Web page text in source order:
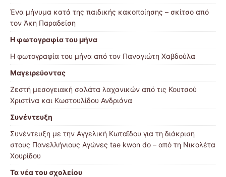
Ένα μήνυμα κατά της παιδικής κακοποίησης – σκίτσο από
τον Άκη Παραδείση
Η φωτογραφία του μήνα
Η φωτογραφία του μήνα από τον Παναγιώτη Χαβδούλα
Μαγειρεύοντας
Ζεστή μεσογειακή σαλάτα λαχανικών από τις Κουτσού
Χριστίνα και Κωστουλίδου Ανδριάνα
Συνέντευξη
Συνέντευξη με την Αγγελική Κωταϊδου για τη διάκριση
στους Πανελλήνιους Αγώνες tae kwon do – από τη Νικολέτα
Χουρίδου
Τα νέα του σχολείου